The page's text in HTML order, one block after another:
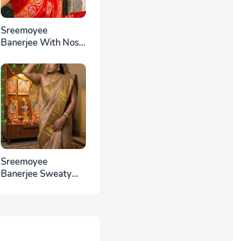
Sreemoyee
Banerjee With Nose
Sreemoyee
Banerjee Sweaty